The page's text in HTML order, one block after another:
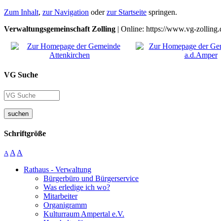
Zum Inhalt, zur Navigation oderzur Startseite springen.
Verwaltungsgemeinschaft Zolling | Online: https://www.vg-
VG Suche
suchen
Schriftgröße
A A A
Rathaus - Verwaltung
Bürgerbüro und Bürgerservice
Was erledige ich wo?
Mitarbeiter
Organigramm
Kulturraum Ampertal e.V.